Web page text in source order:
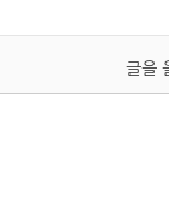
글을